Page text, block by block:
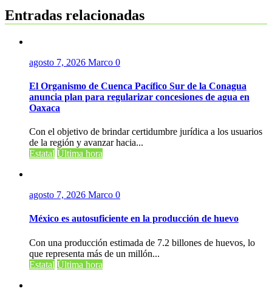
Entradas relacionadas
agosto 7, 2026 Marco 0
El Organismo de Cuenca Pacífico Sur de la Conagua
anuncia plan para regularizar concesiones de agua en
Oaxaca
Con el objetivo de brindar certidumbre jurídica a los usuarios
de la región y avanzar hacia...
Estatal Última hora
agosto 7, 2026 Marco 0
México es autosuficiente en la producción de huevo
Con una producción estimada de 7.2 billones de huevos, lo
que representa más de un millón...
Estatal Última hora